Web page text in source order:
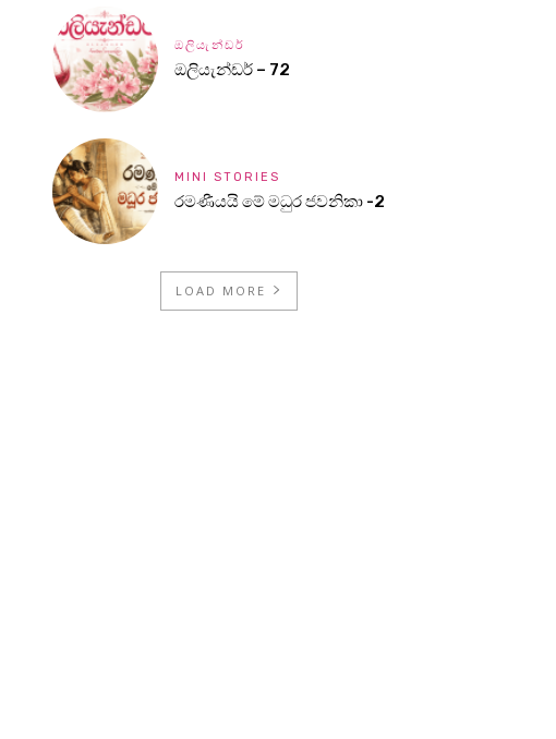
ඔලියැන්ඩර්
ඔලියැන්ඩර් – 72
MINI STORIES
රමණීයයි මේ මධුර ජවනිකා -2
LOAD MORE